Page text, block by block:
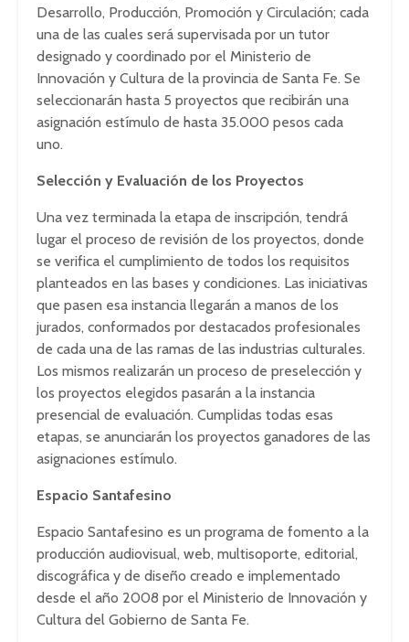
Desarrollo, Producción, Promoción y Circulación; cada
una de las cuales será supervisada por un tutor
designado y coordinado por el Ministerio de
Innovación y Cultura de la provincia de Santa Fe. Se
seleccionarán hasta 5 proyectos que recibirán una
asignación estímulo de hasta 35.000 pesos cada
uno.
Selección y Evaluación de los Proyectos
Una vez terminada la etapa de inscripción, tendrá
lugar el proceso de revisión de los proyectos, donde
se verifica el cumplimiento de todos los requisitos
planteados en las bases y condiciones. Las iniciativas
que pasen esa instancia llegarán a manos de los
jurados, conformados por destacados profesionales
de cada una de las ramas de las industrias culturales.
Los mismos realizarán un proceso de preselección y
los proyectos elegidos pasarán a la instancia
presencial de evaluación. Cumplidas todas esas
etapas, se anunciarán los proyectos ganadores de las
asignaciones estímulo.
Espacio Santafesino
Espacio Santafesino es un programa de fomento a la
producción audiovisual, web, multisoporte, editorial,
discográfica y de diseño creado e implementado
desde el año 2008 por el Ministerio de Innovación y
Cultura del Gobierno de Santa Fe.